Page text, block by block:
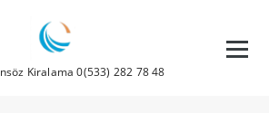
Kiralama 0(533) 282 78 48